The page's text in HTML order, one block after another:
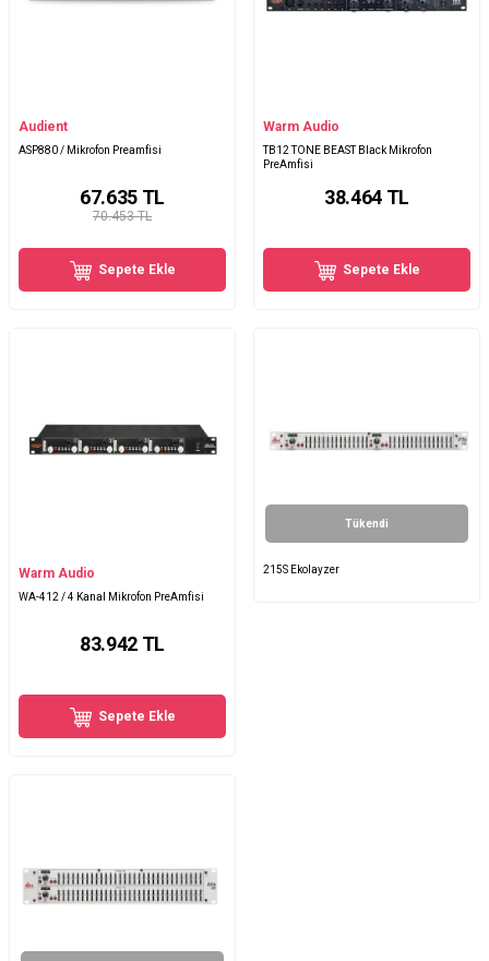
Audient
ASP880 / Mikrofon Preamfisi
70.453 TL
67.635TL
Sepete Ekle
Warm Audio
TB12 TONE BEAST Black Mikrofon
PreAmfisi
38.464TL
Sepete Ekle
Warm Audio
WA-412 / 4 Kanal Mikrofon PreAmfisi
83.942TL
Sepete Ekle
Tükendi
215S Ekolayzer